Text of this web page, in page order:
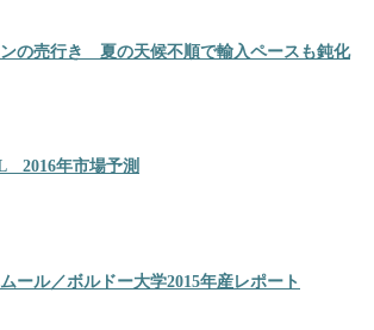
の売行き 夏の天候不順で輸入ペースも鈍化
2016年市場予測
ール／ボルドー大学2015年産レポート